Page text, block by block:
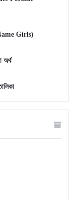
Girls)
অর্থ